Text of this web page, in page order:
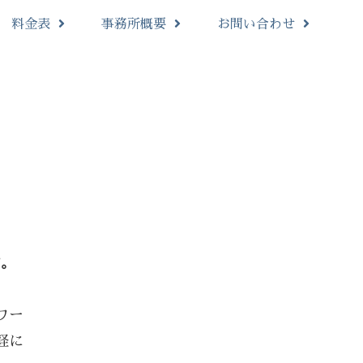
料金表 事務所概要 お問い合わせ
ー
に